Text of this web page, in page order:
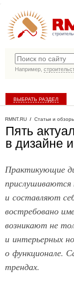
Например,
ВЫБРАТЬ РАЗДЕЛ
RMNT.RU / Статьи и
Пять
в дизайне
Практикующие
прислушиваются
и составляют
востребовано
возникают не
и интерьерных
о функционале.
трендах.